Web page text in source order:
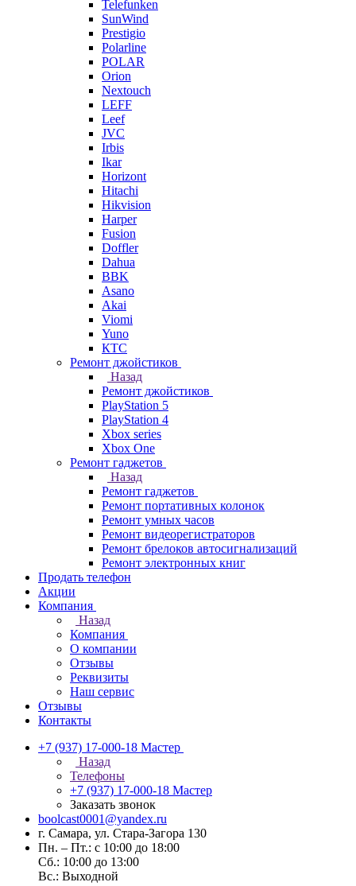
Telefunken
SunWind
Prestigio
Polarline
POLAR
Orion
Nextouch
LEFF
Leef
JVC
Irbis
Ikar
Horizont
Hitachi
Hikvision
Harper
Fusion
Doffler
Dahua
BBK
Asano
Akai
Viomi
Yuno
КТС
Ремонт джойстиков
Назад
Ремонт джойстиков
PlayStation 5
PlayStation 4
Xbox series
Xbox One
Ремонт гаджетов
Назад
Ремонт гаджетов
Ремонт портативных колонок
Ремонт умных часов
Ремонт видеорегистраторов
Ремонт брелоков автосигнализаций
Ремонт электронных книг
Продать телефон
Акции
Компания
Назад
Компания
О компании
Отзывы
Реквизиты
Наш сервис
Отзывы
Контакты
+7 (937) 17-000-18 Мастер
Назад
Телефоны
+7 (937) 17-000-18 Мастер
Заказать звонок
boolcast0001@yandex.ru
г. Самара, ул. Стара-Загора 130
Пн. – Пт.: с 10:00 до 18:00
Сб.: 10:00 до 13:00
Вс.: Выходной